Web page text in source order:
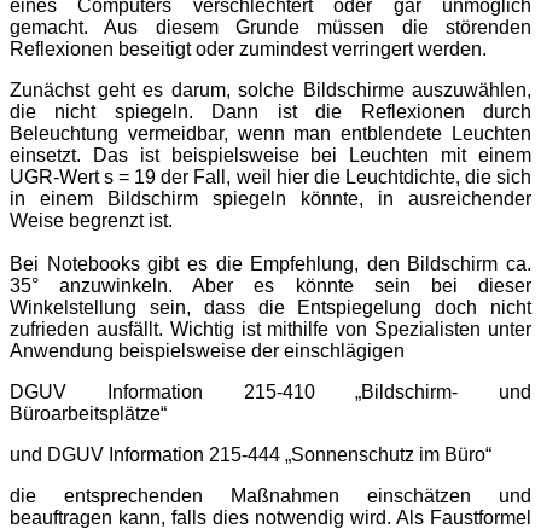
eines Computers verschlechtert oder gar unmöglich
gemacht. Aus diesem Grunde müssen die störenden
Reflexionen beseitigt oder zumindest verringert werden.
Zunächst geht es darum, solche Bildschirme auszuwählen,
die nicht spiegeln. Dann ist die Reflexionen durch
Beleuchtung vermeidbar, wenn man entblendete Leuchten
einsetzt. Das ist beispielsweise bei Leuchten mit einem
UGR-Wert s = 19 der Fall, weil hier die Leuchtdichte, die sich
in einem Bildschirm spiegeln könnte, in ausreichender
Weise begrenzt ist.
Bei Notebooks gibt es die Empfehlung, den Bildschirm ca.
35° anzuwinkel n. Aber es könnte sein bei dieser
Winkelstellung sein, dass die Entspiegelung doch nicht
zufrieden ausfällt. Wichtig ist mithilfe von Spezialisten unter
Anwendung beispielsweise der einschlägigen
DGUV Information 215-410 „Bildschirm- und
Büroarbeitsplätze“
und DGUV Information 215-444 „Sonnenschutz im Büro“
die entsprechenden Maßnahmen einschätzen und
beauftragen kann, falls dies notwendig wird. Als Faustformel